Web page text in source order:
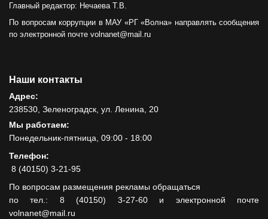
Главный редактор: Нечаева Т.В.
По вопросам коррупции в МАУ «РГ «Волна» направлять сообщения
по электронной почте volnanet@mail.ru
Наши контакты
Адрес:
238530, Зеленоградск, ул. Ленина, 20
Мы работаем:
Понедельник-пятница, 09:00 - 18:00
Телефон:
8 (40150) 3-21-95
По вопросам размещения рекламы обращаться
по тел.: 8 (40150) 3-27-60 и электронной почте
volnanet@mail.ru